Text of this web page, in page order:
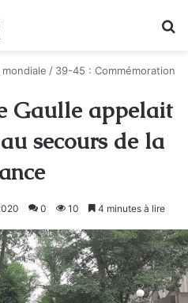
/ 39-45 : Commémoration
Gaulle appelait
secours de la
0 10 4 minutes à lire